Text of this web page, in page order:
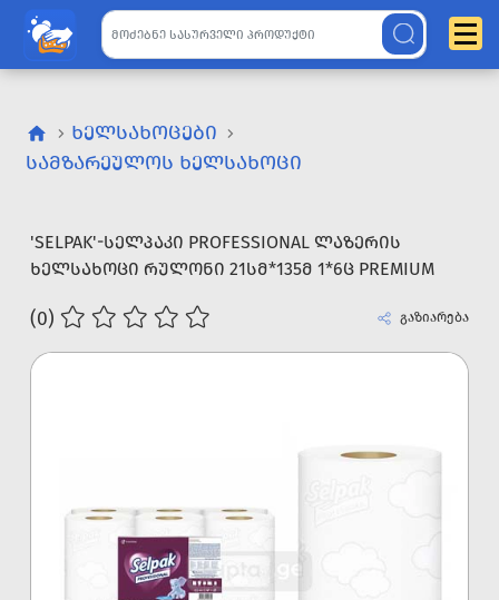
ᲮᲔᲚᲡᲐᲮᲝᲪᲔᲑᲘ
ᲡᲐᲛᲖᲐᲠᲔᲣᲚᲝᲡ ᲮᲔᲚᲡᲐᲮᲝᲪᲘ
'SELPAK'-ᲡᲔᲚᲞᲐᲙᲘ PROFESSIONAL ᲚᲐᲖᲔᲠᲘᲡ
ᲮᲔᲚᲡᲐᲮᲝᲪᲘ ᲠᲣᲚᲝᲜᲘ 21ᲡᲛ*135Მ 1*6Ც PREMIUM
(0) გაზიარება